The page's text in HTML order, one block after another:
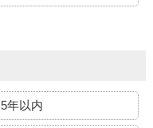
5年以内